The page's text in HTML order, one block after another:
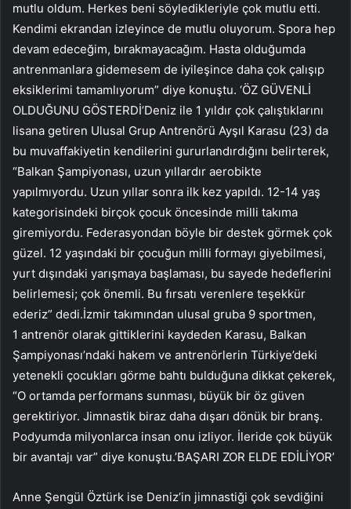
mutlu oldum. Herkes beni söyledikleriyle çok mutlu etti.
Kendimi ekrandan izleyince de mutlu oluyorum. Spora hep
devam edeceğim, bırakmayacağım. Hasta olduğumda
antrenmanlara gidemesem de iyileşince daha çok çalışıp
eksiklerimi tamamlıyorum” diye konuştu. ‘ÖZ GÜVENLİ
OLDUĞUNU GÖSTERDİ’Deniz ile 1 yıldır çok çalıştıklarını
lisana getiren Ulusal Grup Antrenörü Ayşıl Karasu (23) da
bu muvaffakiyetin kendilerini gururlandırdığını belirterek,
“Balkan Şampiyonası, uzun yıllardır aerobikte
yapılmıyordu. Uzun yıllar sonra ilk kez yapıldı. 12-14 yaş
kategorisindeki birçok çocuk öncesinde milli takıma
giremiyordu. Federasyondan böyle bir destek görmek çok
güzel. 12 yaşındaki bir çocuğun milli formayı giyebilmesi,
yurt dışındaki yarışmaya başlaması, bu sayede hedeflerini
belirlemesi; çok önemli. Bu fırsatı verenlere teşekkür
ederiz” dedi.İzmir takımından ulusal gruba 9 sportmen,
1 antrenör olarak gittiklerini kaydeden Karasu, Balkan
Şampiyonası’ndaki hakem ve antrenörlerin Türkiye’deki
yetenekli çocukları görme bahtı bulduğuna dikkat çekerek,
“O ortamda performans sunması, büyük bir öz güven
gerektiriyor. Jimnastik biraz daha dışarı dönük bir branş.
Podyumda milyonlarca insan onu izliyor. İleride çok büyük
bir avantajı var” diye konuştu.’BAŞARI ZOR ELDE EDİLİYOR’
Anne Şengül Öztürk ise Deniz’in jimnastiği çok sevdiğini